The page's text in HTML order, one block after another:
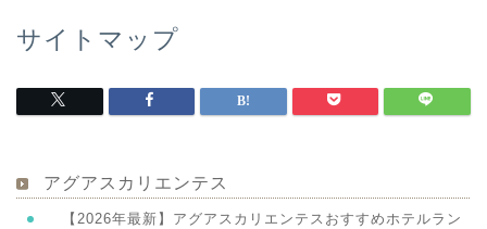
サイトマップ
アグアスカリエンテス
【2026年最新】アグアスカリエンテスおすすめホテルラン